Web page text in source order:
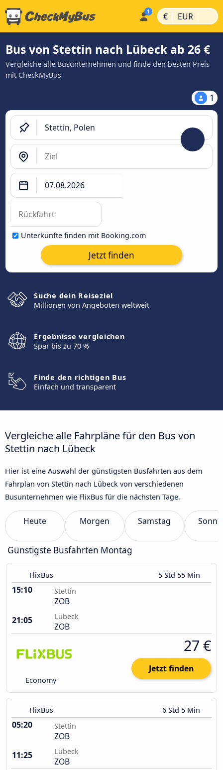
€ | EUR |
Bus von Stettin nach Lübeck ab 26 €
Vergleiche alle Busunternehmen und finde den besten Preis
mit CheckMyBus
1
Unterkünfte finden mit Booking.com
Jetzt finden
Suche dein Reiseziel
Millionen von Angeboten weltweit
Ergebnisse vergleichen
Spar bis zu 70 %
Finde den richtigen Bus
Einfach und transparent
Vergleiche alle Fahrpläne für den Bus von
Stettin nach Lübeck
Hier ist eine Auswahl der günstigsten Busfahrten aus dem
Fahrplan von Stettin nach Lübeck von verschiedenen
Busunternehmen wie FlixBus für die nächsten Tage.
Heute Morgen Samstag
Günstigste Busfahrten Montag
FlixBus 5 Std 55 Min
15:10 Stettin
ZOB
21:05
Lübeck
ZOB
Economy
27 €
Jetzt finden
FlixBus 6 Std 5 Min
05:20 Stettin
ZOB
11:25
Lübeck
ZOB